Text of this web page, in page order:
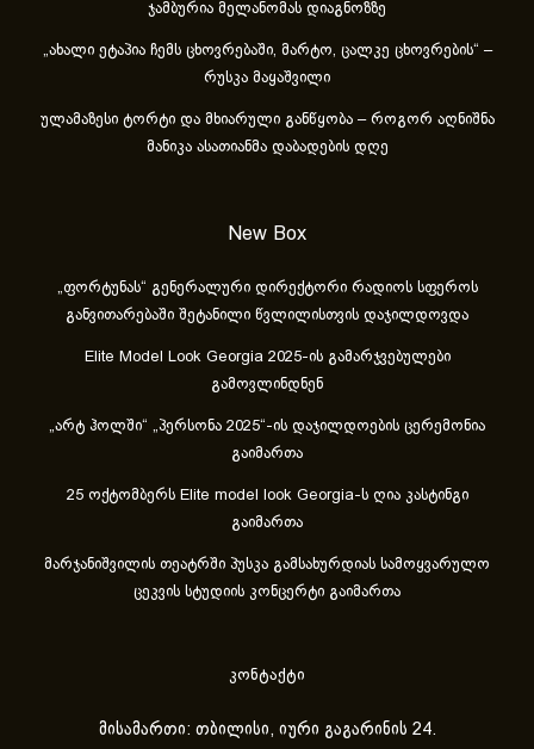
ჯამბურია მელანომას დიაგნოზზე
„ახა­ლი ეტა­პია ჩემს ცხოვ­რე­ბა­ში, მარ­ტო, ცალ­კე ცხოვ­რე­ბის“ –
რუსკა მაყაშვილი
ულამაზესი ტორტი და მხიარული განწყობა – როგორ აღნიშნა
მანიკა ასათიანმა დაბადების დღე
New Box
„ფორტუნას“ გენერალური დირექტორი რადიოს სფეროს
განვითარებაში შეტანილი წვლილისთვის დაჯილდოვდა
Elite Model Look Georgia 2025-ის გამარჯვებულები
გამოვლინდნენ
„არტ ჰოლში“ „პერსონა 2025“-ის დაჯილდოების ცერემონია
გაიმართა
25 ოქტომბერს Elite model look Georgia-ს ღია კასტინგი
გაიმართა
მარჯანიშვილის თეატრში პუსკა გამსახურდიას სამოყვარულო
ცეკვის სტუდიის კონცერტი გაიმართა
კონტაქტი
მისამართი: თბილისი, იური გაგარინის 24.